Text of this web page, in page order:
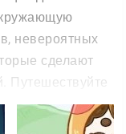
невероятных
сделают
Путешествуйте
трансляции
от необычных